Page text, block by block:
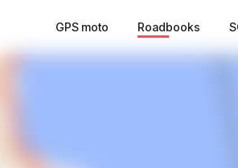
GPS moto Roadbooks